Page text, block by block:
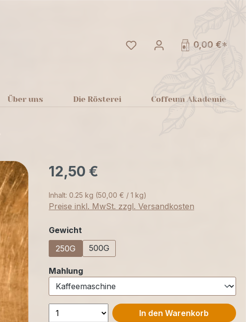
Du hast 0 Produkte auf
0,00 €*
Über uns Die Rösterei Coffeum Akademie
12,50 €
Inhalt: 0.25 kg (50,00 € / 1 kg)
Preise inkl. MwSt. zzgl. Versandkosten
Gewichtauswählen
250G
500G
Mahlungauswählen
In den Warenkorb